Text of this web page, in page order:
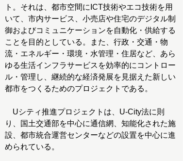
ト。それは、都市空間にICT技術やエコ技術を用
いて、市内サービス、小売店や住宅のデジタル制
御およびコミュニケーションを自動化・供給する
ことを目的としている。また、行政・交通・物
流・エネルギー・環境・水管理・住居など、あら
ゆる生活インフラサービスを効率的にコントロー
ル・管理し、継続的な経済発展を見据えた新しい
都市をつくるためのプロジェクトである。
Uシティ推進プロジェクトは、U-City法に則
り、国土交通部を中心に通信網、知能化された施
設、都市統合運営センターなどの設置を中心に進
められている。